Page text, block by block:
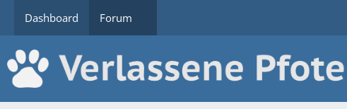
Dashboard Forum